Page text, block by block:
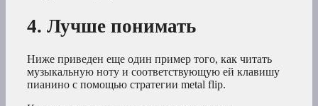
4. Лучше понимать
Ниже приведен еще один пример того, как читать
музыкальную ноту и соответствующую ей клавишу
пианино с помощью стратегии metal flip.